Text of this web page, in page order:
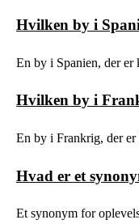
Hvilken by i
En by i Spanien, der
Hvilken by i
En by i Frankrig, der
Hvad er et
Et synonym for